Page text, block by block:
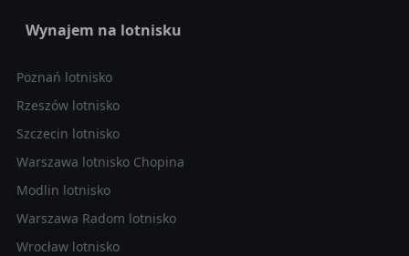
Wynajem na lotnisku
Poznań lotnisko
Rzeszów lotnisko
Szczecin lotnisko
Warszawa lotnisko Chopina
Modlin lotnisko
Warszawa Radom lotnisko
Wrocław lotnisko